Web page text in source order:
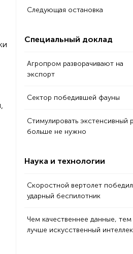
Следующая остановка
Специальный доклад
Агропром разворачивают на
экспорт
Сектор победившей фауны
Стимулировать экстенсивный
больше не нужно
Наука и технологии
Скоростной вертолет победил
ударный беспилотник
Чем качественнее данные, тем
лучше искусственный